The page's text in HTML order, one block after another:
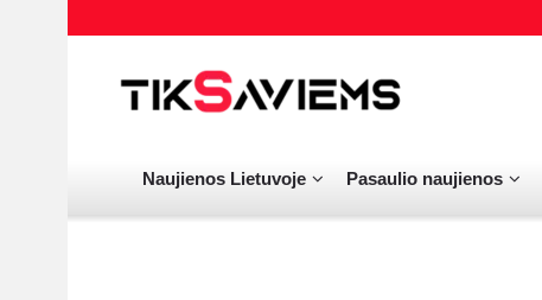
Naujienos Lietuvoje Pasaulio naujienos